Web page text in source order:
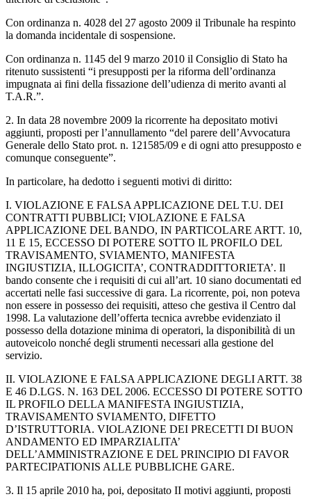
Con ordinanza n. 4028 del 27 agosto 2009 il Tribunale ha respinto
la domanda incidentale di sospensione.
Con ordinanza n. 1145 del 9 marzo 2010 il Consiglio di Stato ha
ritenuto sussistenti “i presupposti per la riforma dell’ordinanza
impugnata ai fini della fissazione dell’udienza di merito avanti al
T.A.R.”.
2. In data 28 novembre 2009 la ricorrente ha depositato motivi
aggiunti, proposti per l’annullamento “del parere dell’Avvocatura
Generale dello Stato prot. n. 121585/09 e di ogni atto presupposto e
comunque conseguente”.
In particolare, ha dedotto i seguenti motivi di diritto:
I. VIOLAZIONE E FALSA APPLICAZIONE DEL T.U. DEI
CONTRATTI PUBBLICI; VIOLAZIONE E FALSA
APPLICAZIONE DEL BANDO, IN PARTICOLARE ARTT. 10,
11 E 15, ECCESSO DI POTERE SOTTO IL PROFILO DEL
TRAVISAMENTO, SVIAMENTO, MANIFESTA
INGIUSTIZIA, ILLOGICITA’, CONTRADDITTORIETA’. Il
bando consente che i requisiti di cui all’art. 10 siano documentati ed
accertati nelle fasi successive di gara. La ricorrente, poi, non poteva
non essere in possesso dei requisiti, atteso che gestiva il Centro dal
1998. La valutazione dell’offerta tecnica avrebbe evidenziato il
possesso della dotazione minima di operatori, la disponibilità di un
autoveicolo nonché degli strumenti necessari alla gestione del
servizio.
II. VIOLAZIONE E FALSA APPLICAZIONE DEGLI ARTT. 38
E 46 D.LGS. N. 163 DEL 2006. ECCESSO DI POTERE SOTTO
IL PROFILO DELLA MANIFESTA INGIUSTIZIA,
TRAVISAMENTO SVIAMENTO, DIFETTO
D’ISTRUTTORIA. VIOLAZIONE DEI PRECETTI DI BUON
ANDAMENTO ED IMPARZIALITA’
DELL’AMMINISTRAZIONE E DEL PRINCIPIO DI FAVOR
PARTECIPATIONIS ALLE PUBBLICHE GARE.
3. Il 15 aprile 2010 ha, poi, depositato II motivi aggiunti, proposti